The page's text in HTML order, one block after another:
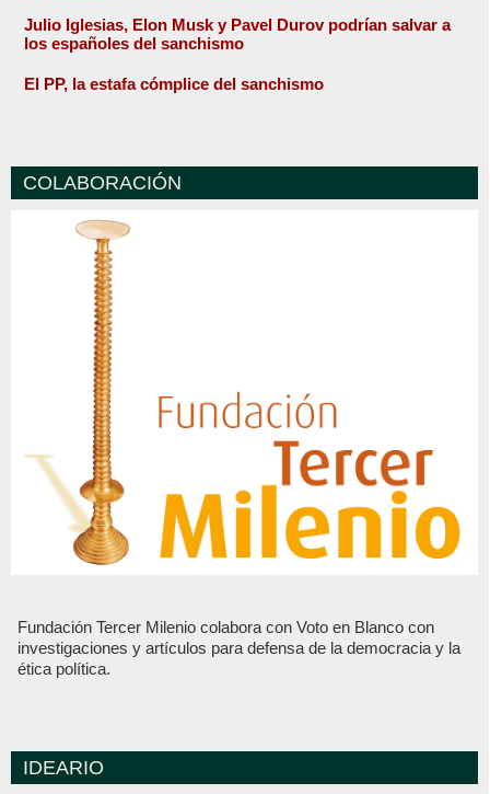
Julio Iglesias, Elon Musk y Pavel Durov podrían salvar a
los españoles del sanchismo
El PP, la estafa cómplice del sanchismo
COLABORACIÓN
Fundación Tercer Milenio colabora con Voto en Blanco con
investigaciones y artículos para defensa de la democracia y la
ética política.
IDEARIO